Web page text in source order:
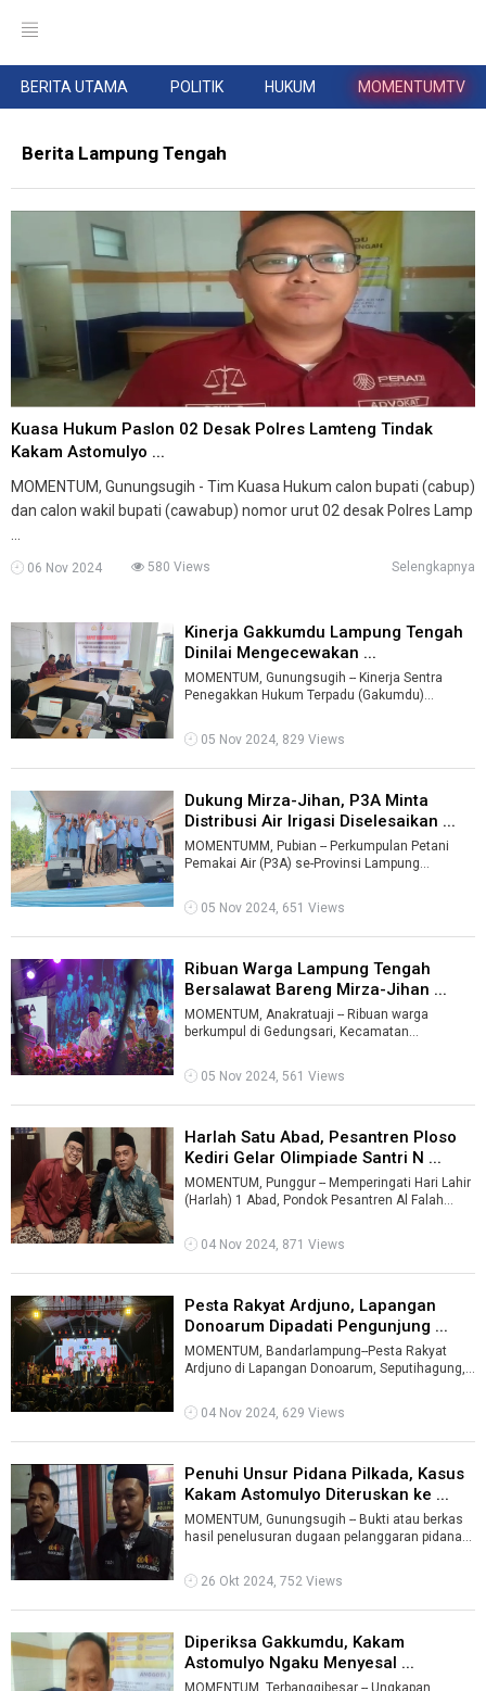
BERITA UTAMA POLITIK HUKUM MOMENTUMTV
Berita Lampung Tengah
Kuasa Hukum Paslon 02 Desak Polres Lamteng Tindak
Kakam Astomulyo ...
MOMENTUM, Gunungsugih - Tim Kuasa Hukum calon bupati (cabup)
dan calon wakil bupati (cawabup) nomor urut 02 desak Polres Lamp
06 Nov 2024 580 Views Selengkapnya
Kinerja Gakkumdu Lampung Tengah
Dinilai Mengecewakan ...
MOMENTUM, Gunungsugih -- Kinerja Sentra
Penegakkan Hukum Terpadu (Gakumdu)
Laporan sejum ...
05 Nov 2024, 829 Views
Dukung Mirza-Jihan, P3A Minta
Distribusi Air Irigasi Diselesaikan ...
MOMENTUMM, Pubian -- Perkumpulan Petani
Pemakai Air (P3A) se-Provinsi Lampung
Rahmat ...
05 Nov 2024, 651 Views
Ribuan Warga Lampung Tengah
Bersalawat Bareng Mirza-Jihan ...
MOMENTUM, Anakratuaji -- Ribuan warga
berkumpul di Gedungsari, Kecamatan
(4/11/2024) ...
05 Nov 2024, 561 Views
Harlah Satu Abad, Pesantren Ploso
Kediri Gelar Olimpiade Santri N ...
MOMENTUM, Punggur -- Memperingati Hari Lahir
(Harlah) 1 Abad, Pondok Pesantren Al Falah
04 Nov 2024, 871 Views
Pesta Rakyat Ardjuno, Lapangan
Donoarum Dipadati Pengunjung ...
MOMENTUM, Bandarlampung--Pesta Rakyat
Ardjuno di Lapangan Donoarum, Seputihagung,
...
04 Nov 2024, 629 Views
Penuhi Unsur Pidana Pilkada, Kasus
Kakam Astomulyo Diteruskan ke ...
MOMENTUM, Gunungsugih -- Bukti atau berkas
hasil penelusuran dugaan pelanggaran pidana
26 Okt 2024, 752 Views
Diperiksa Gakkumdu, Kakam
Astomulyo Ngaku Menyesal ...
MOMENTUM, Terbanggibesar -- Ungkapan